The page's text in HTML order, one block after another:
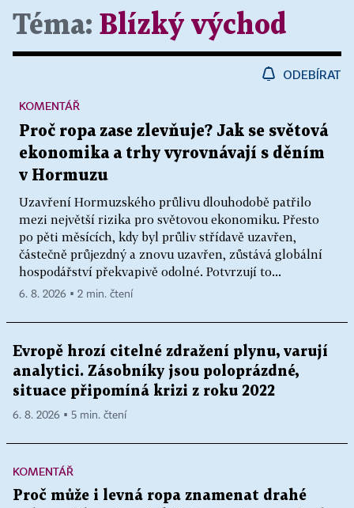
Téma: Blízký východ
ODEBÍRAT
Proč ropa zase zlevňuje? Jak se světová
ekonomika a trhy vyrovnávají s děním
v Hormuzu
Uzavření Hormuzského průlivu dlouhodobě patřilo
mezi největší rizika pro světovou ekonomiku. Přesto
po pěti měsících, kdy byl průliv střídavě uzavřen,
částečně průjezdný a znovu uzavřen, zůstává globální
hospodářství překvapivě odolné. Potvrzují to...
KOMENTÁŘ
6. 8. 2026 ▪ 2 min. čtení
Evropě hrozí citelné zdražení plynu, varují
analytici. Zásobníky jsou poloprázdné,
situace připomíná krizi z roku 2022
6. 8. 2026 ▪ 5 min. čtení
KOMENTÁŘ
Proč může i levná ropa znamenat drahé